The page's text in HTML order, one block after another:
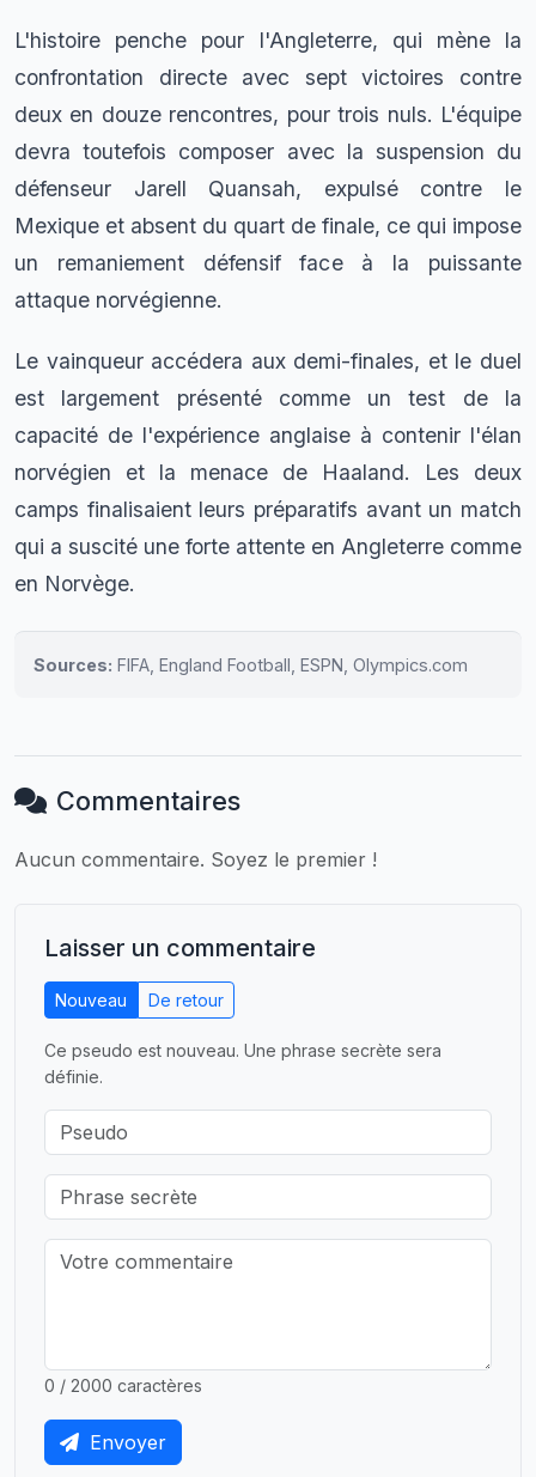
L'histoire penche pour l'Angleterre, qui mène la
confrontation directe avec sept victoires contre
deux en douze rencontres, pour trois nuls. L'équipe
devra toutefois composer avec la suspension du
défenseur Jarell Quansah, expulsé contre le
Mexique et absent du quart de finale, ce qui impose
un remaniement défensif face à la puissante
attaque norvégienne.
Le vainqueur accédera aux demi-finales, et le duel
est largement présenté comme un test de la
capacité de l'expérience anglaise à contenir l'élan
norvégien et la menace de Haaland. Les deux
camps finalisaient leurs préparatifs avant un match
qui a suscité une forte attente en Angleterre comme
en Norvège.
Sources: FIFA, England Football, ESPN, Olympics.com
Commentaires
Aucun commentaire. Soyez le premier !
Laisser un commentaire
Nouveau De retour
Ce pseudo est nouveau. Une phrase secrète sera
définie.
0 / 2000 caractères
Envoyer